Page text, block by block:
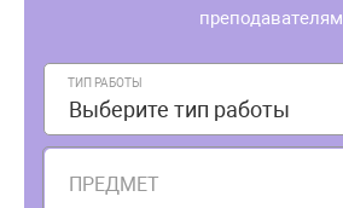
преподавателям
ТИП РАБОТЫ
Выберите тип работы
ПРЕДМЕТ